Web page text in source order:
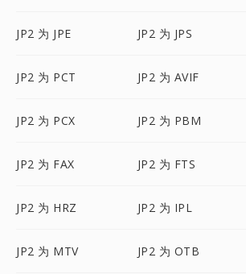
JP2 为 JPE JP2 为 JPS
JP2 为 PCT JP2 为 AVIF
JP2 为 PCX JP2 为 PBM
JP2 为 FAX JP2 为 FTS
JP2 为 HRZ JP2 为 IPL
JP2 为 MTV JP2 为 OTB